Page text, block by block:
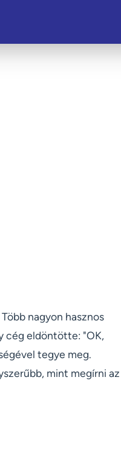
Több nagyon hasznos
cég eldöntötte: "OK,
tegye meg.
mint megírni az